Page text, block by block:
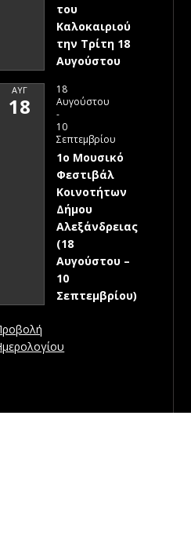
του
Καλοκαιριού
την Τρίτη 18
Αυγούστου
ΑΥΓ
18
18
Αυγούστου
-
10
Σεπτεμβρίου
1ο Μουσικό
Φεστιβάλ
Κοινοτήτων
Δήμου
Αλεξάνδρειας
(18
Αυγούστου –
10
Σεπτεμβρίου)